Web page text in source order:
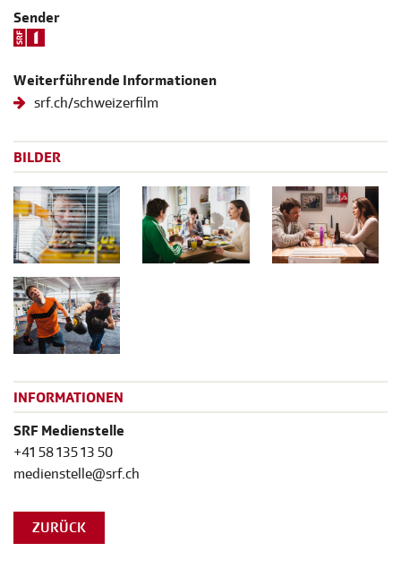
Sender
Weiterführende Informationen
srf.ch/schweizerfilm
BILDER
INFORMATIONEN
SRF Medienstelle
+41 58 135 13 50
medienstelle@srf.ch
ZURÜCK